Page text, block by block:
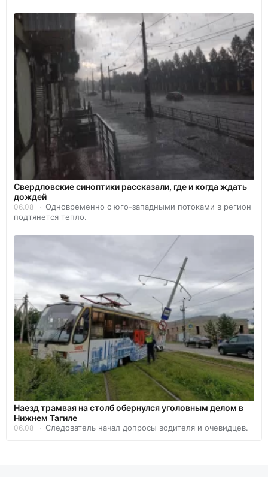
Свердловские синоптики рассказали, где и когда ждать
дождей
06.08
Одновременно с юго-западными потоками в регион
подтянется тепло.
Наезд трамвая на столб обернулся уголовным делом в
Нижнем Тагиле
06.08 Следователь начал допросы водителя и очевидцев.